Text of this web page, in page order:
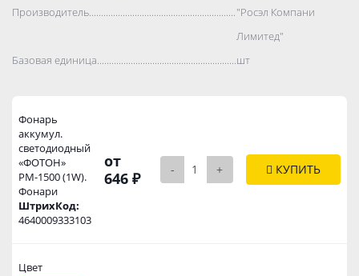
Производитель..................................................................................
"Росэл Компани
Лимитед"
Базовая единица..................................................................................
шт
Фонарь
аккумул.
светодиодный
«ФОТОН»
РМ-1500 (1W).
Фонари
ШтрихКод:
4640009333103
от
646 ₽
- + КУПИТЬ
Цвет